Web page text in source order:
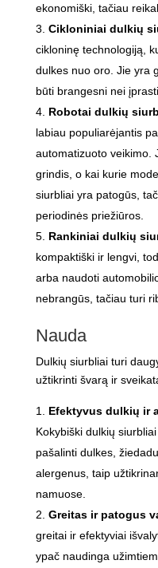
ekonomiški, tačiau
Cikloniniai dulkių
cikloninę technologiją,
dulkes nuo oro. Jie yra
būti brangesni nei
Robotai dulkių
labiau populiarėjantis
automatizuoto veikimo.
grindis, o kai kurie
siurbliai yra patogūs,
periodinės priežiūros.
Rankiniai dulkių
kompaktiški ir lengvi,
arba naudoti
nebrangūs, tačiau turi
Nauda
Dulkių siurbliai turi
užtikrinti švarą ir
Efektyvus dulkių ir
Kokybiški dulkių
pašalinti dulkes,
alergenus, taip
namuose.
Greitas ir patogus
greitai ir efektyviai
ypač naudinga